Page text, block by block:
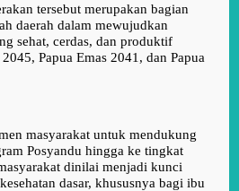
tersebut merupakan bagian
daerah dalam mewujudkan
sehat, cerdas, dan produktif
Papua Emas 2041, dan Papua
masyarakat untuk mendukung
Posyandu hingga ke tingkat
dinilai menjadi kunci
dasar, khususnya bagi ibu